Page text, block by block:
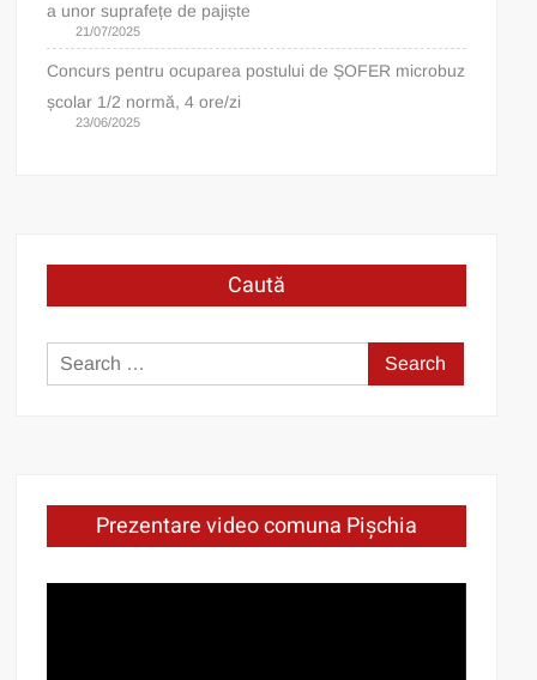
a unor suprafețe de pajiște
21/07/2025
Concurs pentru ocuparea postului de ȘOFER microbuz
școlar 1/2 normă, 4 ore/zi
23/06/2025
Caută
Search
for:
Prezentare video comuna Pișchia